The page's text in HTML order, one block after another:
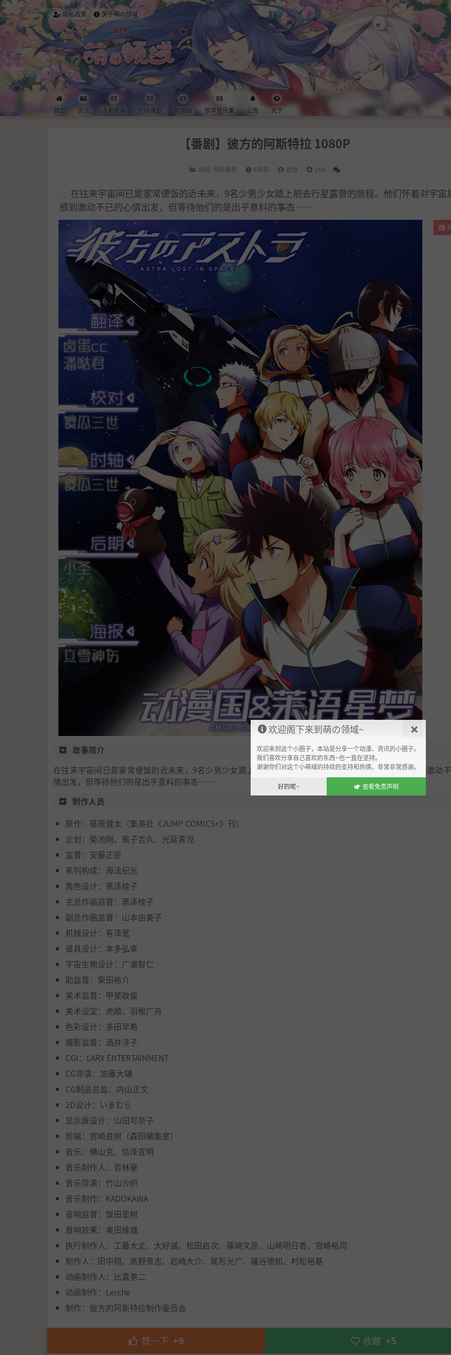
隐私政策 关于萌の领域
首页 资讯 连载新番 完结番剧 剧场版 原声音乐集 公告 关于
【番剧】彼方的阿斯特拉 1080P
动画 完结番剧 6年前 龙姐 269
在往来宇宙间已是家常便饭的近未来，9名少男少女踏上前去行星露营的旅程。他们怀着对宇宙
感到激动不已的心情出发，但等待他们的是出乎意料的事态……
故事简介
在往来宇宙间已是家常便饭的近未来，9名少男少女踏上前去行星露营的旅程。他们怀着对宇宙旅行感到激动
情出发，但等待他们的是出乎意料的事态……
制作人员
原作：篠原健太（集英社《JUMP COMICS+》刊）
企划：菊池刚、瓶子吉久、光延青児
监督：安藤正臣
系列构成：海法纪光
角色设计：黑泽桂子
主总作画监督：黑泽桂子
副总作画监督：山本由美子
机械设计：有泽宽
道具设计：本多弘幸
宇宙生物设计：广濑智仁
助监督：柴田裕介
美术监督：甲斐政俊
美术设定：虎顺、羽根广舟
色彩设计：多田早希
摄影监督：酒井淳子
CGI：LARX ENTERTAINMENT
CG导演：加藤大辅
CG制品总监：内山正文
2D设计：いまむら
显示屏设计：山田可奈子
剪辑：宫崎直树（森田编集室）
音乐：横山克、信泽宣明
音乐制作人：若林豪
音乐导演：竹山沙织
音乐制作：KADOKAWA
音响监督：饭田里树
音响效果：奥田维城
执行制作人：工藤大丈、大好诚、松田启次、篠崎文彦、山崎明日香、宫崎裕司
制作人：田中翔、高野贵志、岩崎大介、尾形光广、礒谷徳知、村松裕基
动画制作人：比嘉勇二
动画制作：Lerche
制作：彼方的阿斯特拉制作委员会
赞一下 +9 收藏 +5
欢迎阁下来到萌の领域~
欢迎来到这个小圈子，本站是分享一个动漫、资讯的小圈子。
我们喜欢分享自己喜欢的东西~也一直在坚持。
谢谢你们对这个小萌域的持续的支持和热情，非常非常感谢。
好的呢~ 查看免责声明